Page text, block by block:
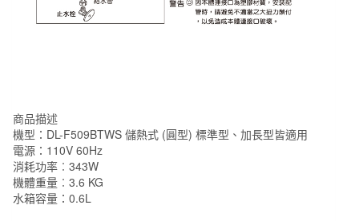
商品描述
機型：DL-F509BTWS 儲熱式 (圓型) 標準型、加長型皆適用
電源：110V 60Hz
消耗功率︰343W
機體重量︰3.6 KG
水箱容量：0.6L